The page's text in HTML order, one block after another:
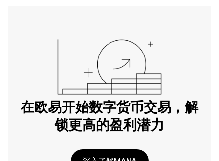
在欧易开始数字货币交易，解
锁更高的盈利潜力